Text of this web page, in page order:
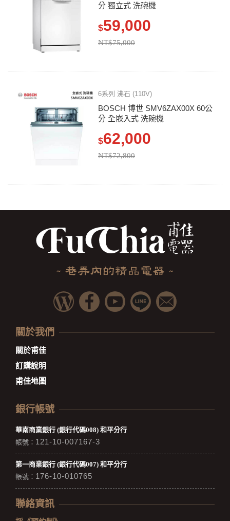
分 獨立式 洗碗機
$59,000
NT$75,000
6系列 沸石 (110V)
BOSCH 博世 SMV6ZAX00X 60公
分 全嵌入式 洗碗機
$62,000
NT$72,800
關於我們
關於甫佳
訂購說明
甫佳地圖
銀行帳號
華南商業銀行 (銀行代碼008) 和平分行
帳號： 121-10-007167-3
第一商業銀行 (銀行代碼007) 和平分行
帳號： 176-10-010765
聯絡資訊